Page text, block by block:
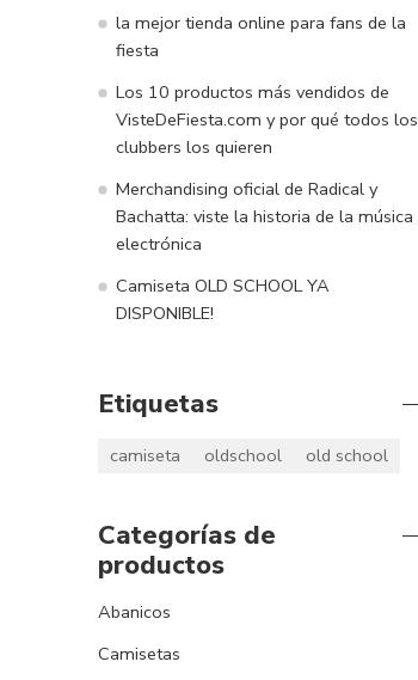
la mejor tienda online para fans de la
fiesta
Los 10 productos más vendidos de
VisteDeFiesta.com y por qué todos los
clubbers los quieren
Merchandising oficial de Radical y
Bachatta: viste la historia de la música
electrónica
Camiseta OLD SCHOOL YA
DISPONIBLE!
Etiquetas
camiseta oldschool old school
Categorías de
productos
Abanicos
Camisetas